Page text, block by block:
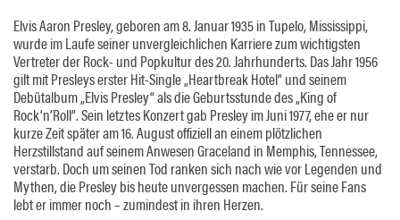
Elvis Aaron Presley, geboren am 8. Januar 1935 in Tupelo, Mississippi,
wurde im Laufe seiner unvergleichlichen Karriere zum wichtigsten
Vertreter der Rock- und Popkultur des 20. Jahrhunderts. Das Jahr 1956
gilt mit Presleys erster Hit-Single „Heartbreak Hotel“ und seinem
Debütalbum „Elvis Presley“ als die Geburtsstunde des „King of
Rock’n’Roll“. Sein letztes Konzert gab Presley im Juni 1977, ehe er nur
kurze Zeit später am 16. August offiziell an einem plötzlichen
Herzstillstand auf seinem Anwesen Graceland in Memphis, Tennessee,
verstarb. Doch um seinen Tod ranken sich nach wie vor Legenden und
Mythen, die Presley bis heute unvergessen machen. Für seine Fans
lebt er immer noch – zumindest in ihren Herzen.